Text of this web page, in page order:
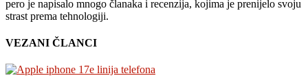
pero je napisalo mnogo članaka i recenzija, kojima je prenijelo svoju
strast prema tehnologiji.
VEZANI ČLANCI